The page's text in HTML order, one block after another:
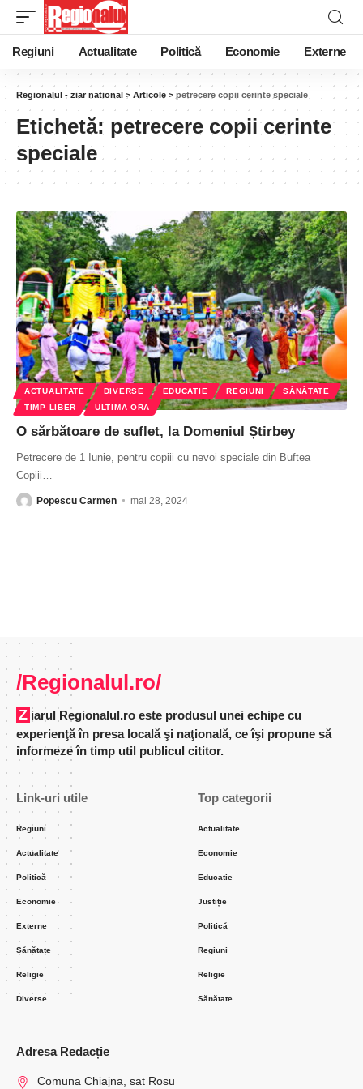
Regiuni Actualitate Politică Economie Externe
Regionalul - ziar national > Articole > petrecere copii cerinte speciale
Etichetă: petrecere copii cerinte
speciale
ACTUALITATE DIVERSE EDUCATIE REGIUNI
SĂNĂTATE
TIMP LIBER
ULTIMA ORA
O sărbătoare de suflet, la Domeniul Știrbey
Petrecere de 1 Iunie, pentru copiii cu nevoi speciale din Buftea
Copiii
Popescu Carmen mai 28, 2024
/Regionalul.ro/
Ziarul Regionalul.ro este produsul unei echipe cu
experienţă în presa locală şi naţională, ce îşi propune să
informeze în timp util publicul cititor.
Link-uri utile
Regiuni
Actualitate
Politică
Economie
Externe
Sănătate
Religie
Diverse
Top categorii
Actualitate
Economie
Educatie
Justiție
Politică
Regiuni
Religie
Sănătate
Adresa Redacție
Comuna Chiajna, sat Rosu